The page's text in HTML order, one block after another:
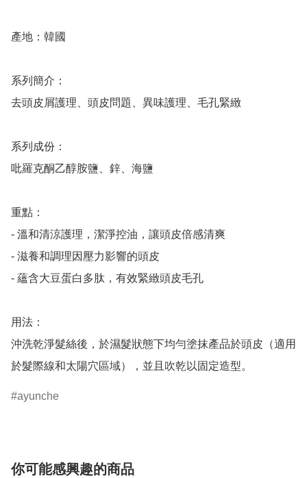
產地：韓國
系列簡介：
去頭皮屑護理、頭皮問題、異味護理、毛孔緊緻
系列成份：
吡羅克酮乙醇胺鹽、鋅、海鹽
重點：
- 溫和清涼護理，潔淨控油，讓頭皮倍感清爽
- 滋養和調理因壓力影響的頭皮
- 蘊含大豆蛋白多肽，有效緊緻頭皮毛孔
用法：
沖洗乾淨髮絲後，於濕髮狀態下均勻塗抹產品於頭皮（適用
於髮際線和太陽穴區域），並且吹乾以固定造型。
ayunche
你可能感興趣的商品